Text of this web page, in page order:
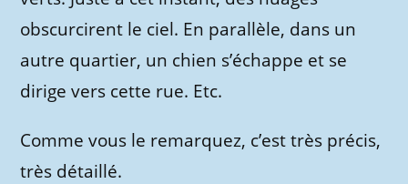
obscurcirent le ciel. En parallèle, dans un
autre quartier, un chien s’échappe et se
dirige vers cette rue. Etc.
Comme vous le remarquez, c’est très précis,
très détaillé.